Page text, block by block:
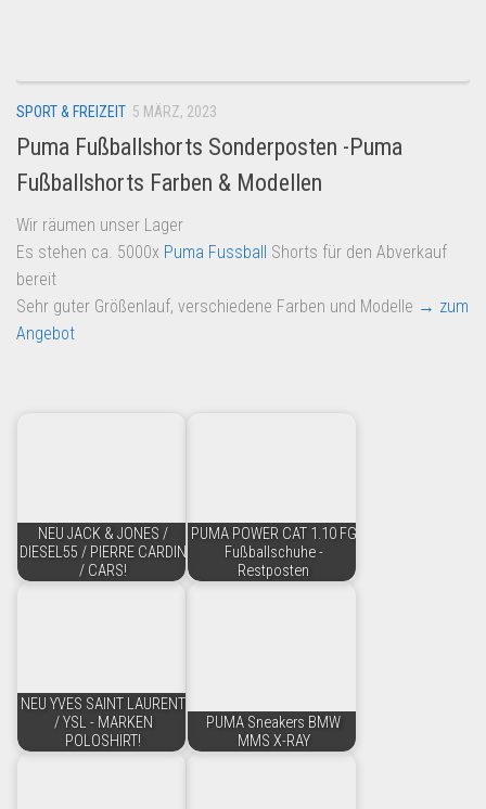
Amazon
Aldi
Lidl
Kostenlos verkaufen
Anmelden
Kostenlos Registrieren
SPORT & FREIZEIT 5 MÄRZ, 2023
Puma Fußballshorts Sonderposten -Puma
Fußballshorts Farben & Modellen
Wir räumen unser Lager
Es stehen ca. 5000x Puma Fussball Shorts für den Abverkauf
bereit
Sehr guter Größenlauf, verschiedene Farben und Modelle → zum
Angebot
NEU JACK & JONES /
DIESEL55 / PIERRE CARDIN
/ CARS!
PUMA POWER CAT 1.10 FG
Fußballschuhe -
Restposten
NEU YVES SAINT LAURENT
/ YSL - MARKEN
POLOSHIRT!
PUMA Sneakers BMW
MMS X-RAY